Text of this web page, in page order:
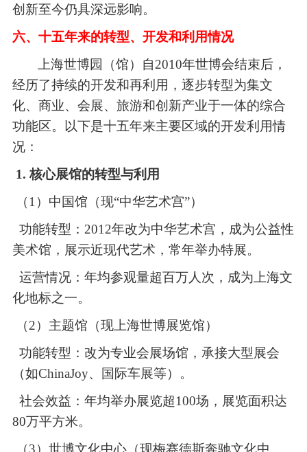
创新至今仍具深远影响。
六、十五年来的转型、开发和利用情况
上海世博园（馆）自2010年世博会结束后，
经历了持续的开发和再利用，逐步转型为集文
化、商业、会展、旅游和创新产业于一体的综合
功能区。以下是十五年来主要区域的开发利用情
况：
1. 核心展馆的转型与利用
（1） 中国馆（现“中华艺术宫”）
功能转型： 2012年改为中华艺术宫，成为公益性
美术馆，展示近现代艺术，常年举办特展。
运营情况：年均参观量超百万人次，成为上海文
化地标之一。
（2） 主题馆（现上海世博展览馆）
功能转型：改为专业会展场馆，承接大型展会
（如ChinaJoy、国际车展等）。
社会效益：年均举办展览超100场，展览面积达
80万平方米。
（3） 世博文化中心（现梅赛德斯奔驰文化中